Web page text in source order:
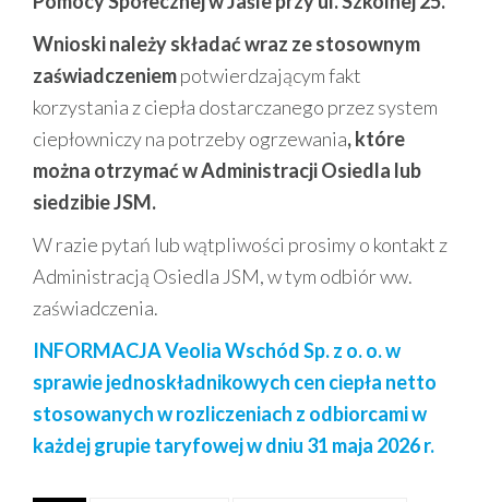
Wnioski należy składać wraz ze stosownym
zaświadczeniempotwierdzającym fakt
korzystania z ciepła dostarczanego przez system
ciepłowniczy na potrzeby ogrzewania,które
można otrzymać w Administracji Osiedla lub
siedzibie JSM.
W razie pytań lub wątpliwości prosimy o kontakt z
Administracją Osiedla JSM, w tym odbiór ww.
zaświadczenia.
INFORMACJA Veolia Wschód Sp. z o. o. w
sprawie jednoskładnikowych cen ciepła netto
stosowanych w rozliczeniach z odbiorcami w
każdej grupie taryfowej w dniu 31 maja 2026 r.